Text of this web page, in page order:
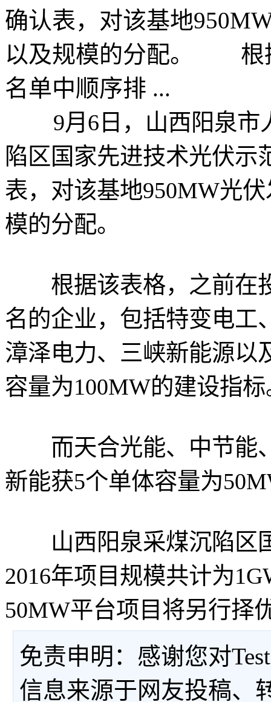
确认表，对该基地
以及规模的分配。 根
名单中顺序排 ...
9月6日，山西阳泉市
陷区国家先进技术光伏示
表，对该基地950MW光
模的分配。
根据该表格，之前在
名的企业，包括特变电工
漳泽电力、三峡新能源以
容量为100MW的建设指标
而天合光能、中节能
新能获5个单体容量为
山西阳泉采煤沉陷区
2016年项目规模共计为
50MW平台项目将另行择
免责申明：感谢您对
信息来源于网友投稿、